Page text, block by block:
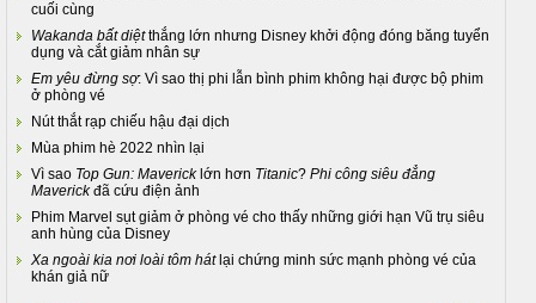
cuối cùng
Wakanda bất diệtthắng lớn nhưng Disney khởi động đóng băng tuyển
dụng và cắt giảm nhân sự
Em yêu đừng sợ: Vì sao thị phi lẫn bình phim không hại được bộ phim
ở phòng vé
Nút thắt rạp chiếu hậu đại dịch
Mùa phim hè 2022 nhìn lại
Vì sao Top Gun: Mavericklớn hơn Titanic? Phi công siêu đẳng
Maverickđã cứu điện ảnh
Phim Marvel sụt giảm ở phòng vé cho thấy những giới hạn Vũ trụ siêu
anh hùng của Disney
Xa ngoài kia nơi loài tôm hátlại chứng minh sức mạnh phòng vé của
khán giả nữ